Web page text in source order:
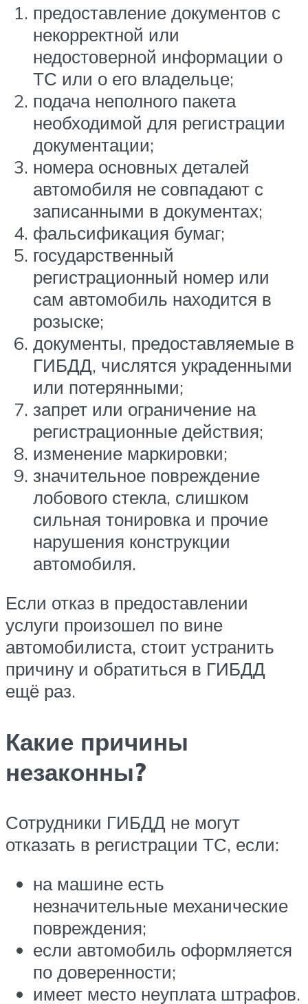
предоставление документов с
некорректной или
недостоверной информации о
ТС или о его владельце;
подача неполного пакета
необходимой для регистрации
документации;
номера основных деталей
автомобиля не совпадают с
записанными в документах;
фальсификация бумаг;
государственный
регистрационный номер или
сам автомобиль находится в
розыске;
документы, предоставляемые в
ГИБДД, числятся украденными
или потерянными;
запрет или ограничение на
регистрационные действия;
изменение маркировки;
значительное повреждение
лобового стекла, слишком
сильная тонировка и прочие
нарушения конструкции
автомобиля.
Если отказ в предоставлении
услуги произошел по вине
автомобилиста, стоит устранить
причину и обратиться в ГИБДД
ещё раз.
Какие причины
незаконны?
Сотрудники ГИБДД не могут
отказать в регистрации ТС, если:
на машине есть
незначительные механические
повреждения;
если автомобиль оформляется
по доверенности;
имеет место неуплата штрафов.